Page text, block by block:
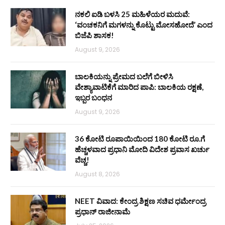
ನಕಲಿ ಐಡಿ ಬಳಸಿ 25 ಮಹಿಳೆಯರ ಮದುವೆ:
‘ವಂಚಕನಿಗೆ ಮಗಳನ್ನು ಕೊಟ್ಟು ಮೋಸಹೋದೆ’ ಎಂದ
ಬಿಜೆಪಿ ಶಾಸಕ!
August 9, 2026
ಬಾಲಕಿಯನ್ನು ಪ್ರೇಮದ ಬಲೆಗೆ ಬೀಳಿಸಿ
ವೇಶ್ಯಾವಾಟಿಕೆಗೆ ಮಾರಿದ ಪಾಪಿ: ಬಾಲಕಿಯ ರಕ್ಷಣೆ,
ಇಬ್ಬರ ಬಂಧನ
August 9, 2026
36 ಕೋಟಿ ರೂಪಾಯಿಯಿಂದ 180 ಕೋಟಿ ರೂ.ಗೆ
ಹೆಚ್ಚಳವಾದ ಪ್ರಧಾನಿ ಮೋದಿ ವಿದೇಶ ಪ್ರವಾಸ ಖರ್ಚು
ವೆಚ್ಚ!
August 8, 2026
NEET ವಿವಾದ: ಕೇಂದ್ರ ಶಿಕ್ಷಣ ಸಚಿವ ಧರ್ಮೇಂದ್ರ
ಪ್ರಧಾನ್ ರಾಜೀನಾಮೆ